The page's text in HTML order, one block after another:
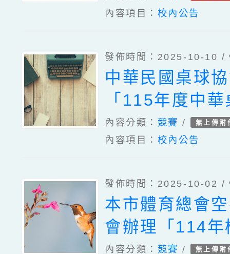
校性別平等教
施計畫，徵稿
至115年1月23
內容項目： 校內公告
發佈時間：2025-10-10 /
中華民國桌球
「115年度中
資格賽」競賽
內容分類： 競賽 / 無上傳附
內容項目： 校內公告
發佈時間：2025-10-02 /
本市體育總會
會辦理「114年
長盃空手道錦
內容分類： 競賽 / 無上傳附